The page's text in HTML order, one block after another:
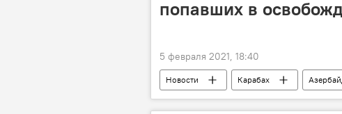
попавших в
5 февраля 2021, 18:40
Новости Карабах
Суговушан
Талыш Физули